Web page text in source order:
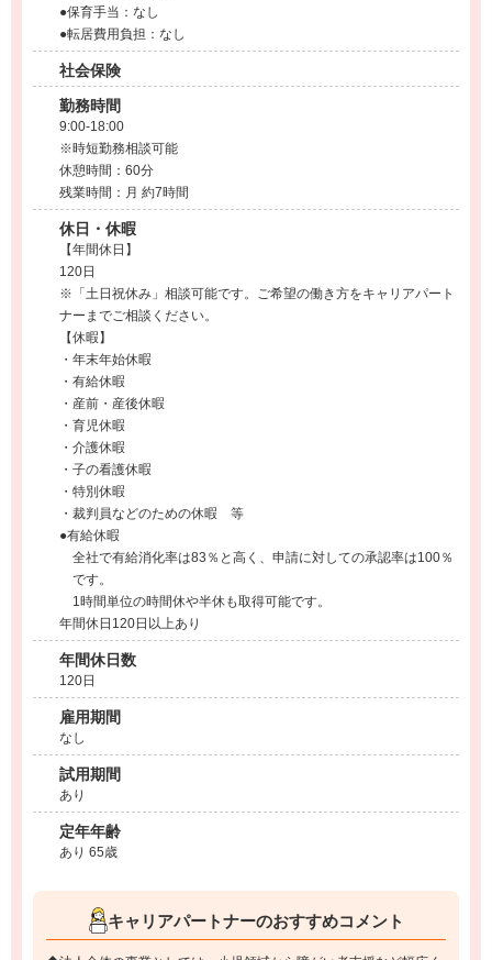
●保育手当：なし
●転居費用負担：なし
社会保険
勤務時間
9:00-18:00
※時短勤務相談可能
休憩時間：60分
残業時間：月 約7時間
休日・休暇
【年間休日】
120日
※「土日祝休み」相談可能です。ご希望の働き方をキャリアパート
ナーまでご相談ください。
【休暇】
・年末年始休暇
・有給休暇
・産前・産後休暇
・育児休暇
・介護休暇
・子の看護休暇
・特別休暇
・裁判員などのための休暇 等
●有給休暇
全社で有給消化率は83％と高く、申請に対しての承認率は100％
です。
1時間単位の時間休や半休も取得可能です。
年間休日120日以上あり
年間休日数
120日
雇用期間
なし
試用期間
あり
定年年齢
あり 65歳
キャリアパートナーのおすすめコメント